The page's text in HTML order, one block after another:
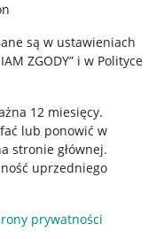
są w ustawieniach
ZGODY” i w Polityce
12 miesięcy.
lub ponowić w
stronie głównej.
uprzedniego
prywatności